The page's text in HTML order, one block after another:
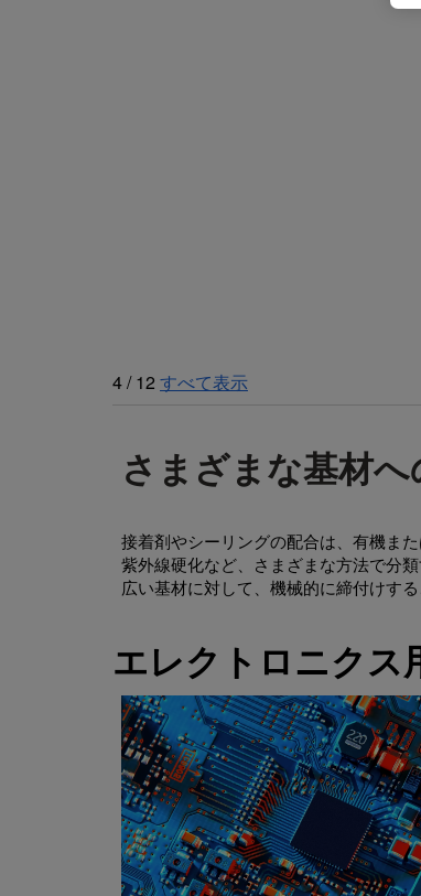
4/ 12 すべて表示
さまざまな基材
接着剤やシーリングの配合は、有機ま
紫外線硬化など、さまざまな方法で分
広い基材に対して、機械的に締付けす
エレクトロニクス